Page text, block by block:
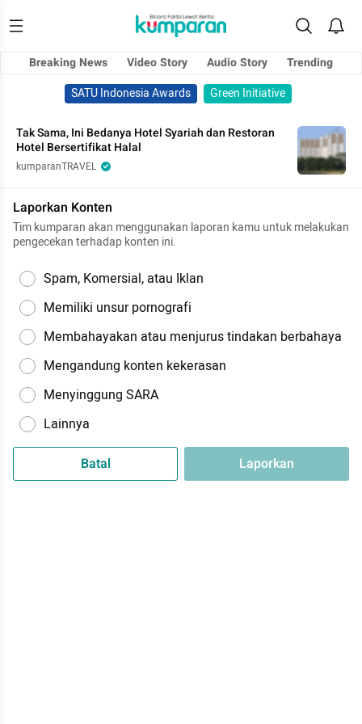
Breaking News Video Story Audio Story
Trending
SATU Indonesia Awards
Green Initiative
Tak Sama, Ini Bedanya Hotel Syariah dan Restoran
Hotel Bersertifikat Halal
kumparanTRAVEL
Laporkan Konten
Tim kumparan akan menggunakan laporan kamu untuk melakukan
pengecekan terhadap konten ini.
Spam, Komersial, atau Iklan
Memiliki unsur pornografi
Membahayakan atau menjurus tindakan berbahaya
Mengandung konten kekerasan
Menyinggung SARA
Lainnya
Batal Laporkan